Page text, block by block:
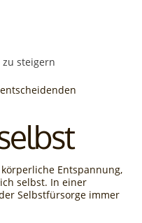
steigern
Entspannung,
selbst. In einer
Selbstfürsorge immer